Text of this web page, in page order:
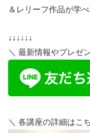
＆レリーフ作品が学べ
↓↓↓↓↓↓
＼ 最新情報やプレゼ
＼ 各講座の詳細はこ